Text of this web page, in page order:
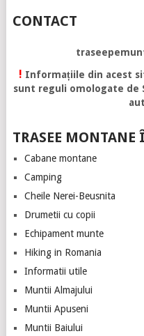
CONTACT
! Informațiile din acest
sunt reguli omologate de
TRASEE MONTANE
Cabane montane
Camping
Cheile Nerei-Beusnita
Drumetii cu copii
Echipament munte
Hiking in Romania
Informatii utile
Muntii Almajului
Muntii Apuseni
Muntii Baiului